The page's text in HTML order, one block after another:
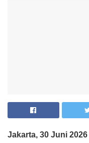
Jakarta, 30 Juni 2026